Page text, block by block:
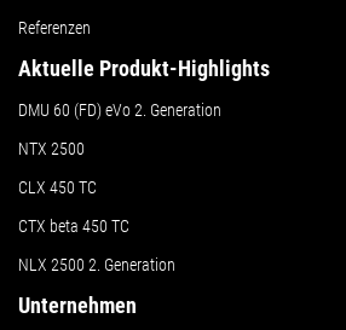
Referenzen
Aktuelle Produkt-Highlights
DMU 60 (FD) eVo 2. Generation
NTX 2500
CLX 450 TC
CTX beta 450 TC
NLX 2500 2. Generation
Unternehmen